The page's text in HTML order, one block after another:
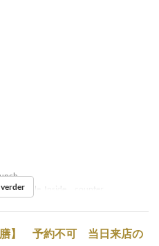
table, Inside counter
verder
膳】 予約不可 当日来店の